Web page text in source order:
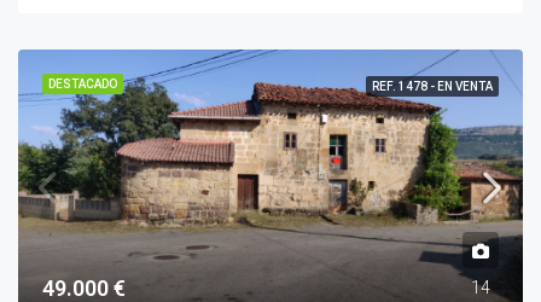
DESTACADO REF. 1478 - EN VENTA
49.000 € 14